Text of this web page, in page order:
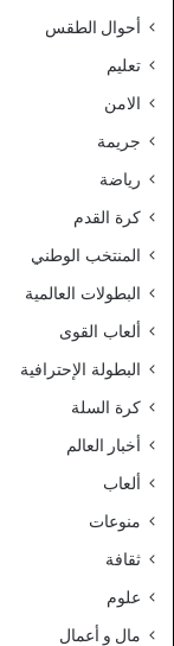
أحوال الطقس
تعليم
الامن
جريمة
رياضة
كرة القدم
المنتخب الوطني
البطولات العالمية
ألعاب القوى
البطولة الإحترافية
كرة السلة
أخبار العالم
ألعاب
منوعات
ثقافة
علوم
مال و أعمال